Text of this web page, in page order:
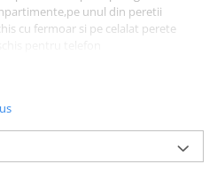
unul din peretii
cu fermoar si pe celalat perete
externe spatioase prevazute cu
permit introducerea unui dosar
din materiale de calitate